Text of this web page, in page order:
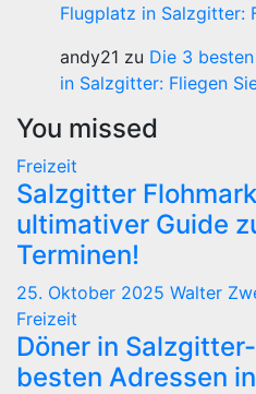
Flugplatz in Salzgitter:
andy21 zu Die 3
in Salzgitter: Fliegen
You missed
Freizeit
Salzgitter
ultimativer Guide
Terminen!
25. Oktober 2025 Walter
Freizeit
Döner in
besten Adressen